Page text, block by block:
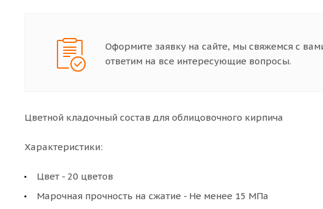
Оформите заявку на сайте, мы свяжемся с
ответим на все интересующие вопросы.
Цветной кладочный состав для облицовочного кирпича
Характеристики:
Цвет - 20 цветов
Марочная прочность на сжатие - Не менее 15 МПа